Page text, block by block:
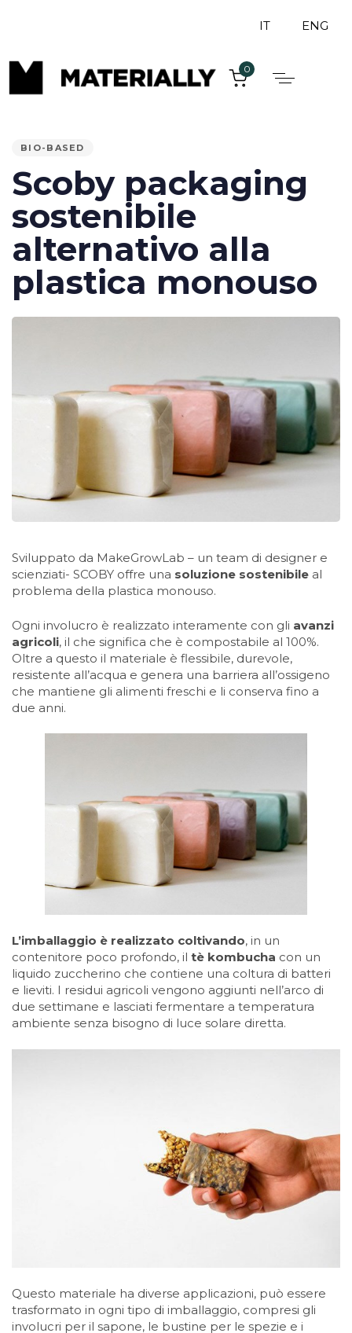
IT ENG
0
BIO-BASED
Scoby packaging
sostenibile
alternativo alla
plastica monouso
Sviluppato da MakeGrowLab – un team di designer e
scienziati- SCOBY offre una soluzione sostenibile al
problema della plastica monouso.
Ogni involucro è realizzato interamente con gli avanzi
agricoli, il che significa che è compostabile al 100%.
Oltre a questo il materiale è flessibile, durevole,
resistente all’acqua e genera una barriera all’ossigeno
che mantiene gli alimenti freschi e li conserva fino a
due anni.
L’imballaggio è realizzato coltivando, in un
contenitore poco profondo, il tè kombucha con un
liquido zuccherino che contiene una coltura di batteri
e lieviti. I residui agricoli vengono aggiunti nell’arco di
due settimane e lasciati fermentare a temperatura
ambiente senza bisogno di luce solare diretta.
Questo materiale ha diverse applicazioni, può essere
trasformato in ogni tipo di imballaggio, compresi gli
involucri per il sapone, le bustine per le spezie e i